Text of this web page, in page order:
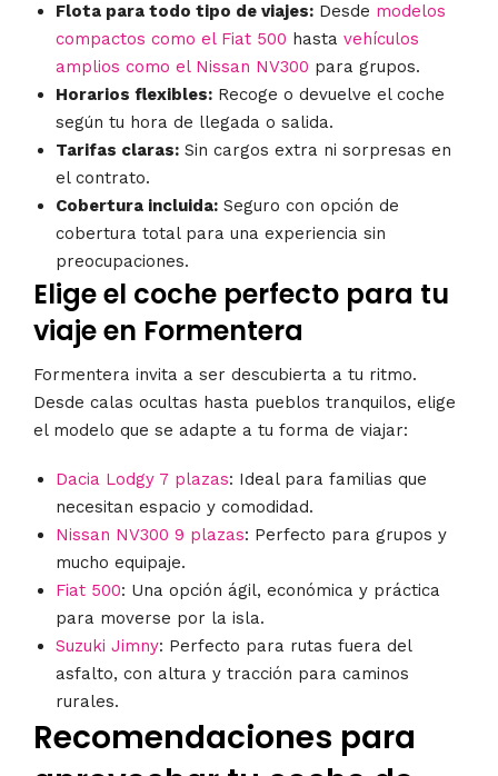
Flota para todo tipo de viajes: Desde modelos
compactos como el Fiat 500 hasta vehículos
amplios como el Nissan NV300 para grupos.
Horarios flexibles: Recoge o devuelve el coche
según tu hora de llegada o salida.
Tarifas claras: Sin cargos extra ni sorpresas en
el contrato.
Cobertura incluida: Seguro con opción de
cobertura total para una experiencia sin
preocupaciones.
Elige el coche perfecto para tu
viaje en Formentera
Formentera invita a ser descubierta a tu ritmo.
Desde calas ocultas hasta pueblos tranquilos, elige
el modelo que se adapte a tu forma de viajar:
Dacia Lodgy 7 plazas: Ideal para familias que
necesitan espacio y comodidad.
Nissan NV300 9 plazas: Perfecto para grupos y
mucho equipaje.
Fiat 500: Una opción ágil, económica y práctica
para moverse por la isla.
Suzuki Jimny: Perfecto para rutas fuera del
asfalto, con altura y tracción para caminos
rurales.
Recomendaciones para